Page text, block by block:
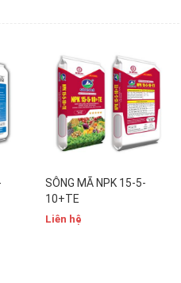
SÔNG MÃ NPK 15-5-
10+TE
Liên hệ